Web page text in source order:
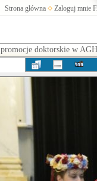
Strona główna Zaloguj mnie
promocje doktorskie w AGH